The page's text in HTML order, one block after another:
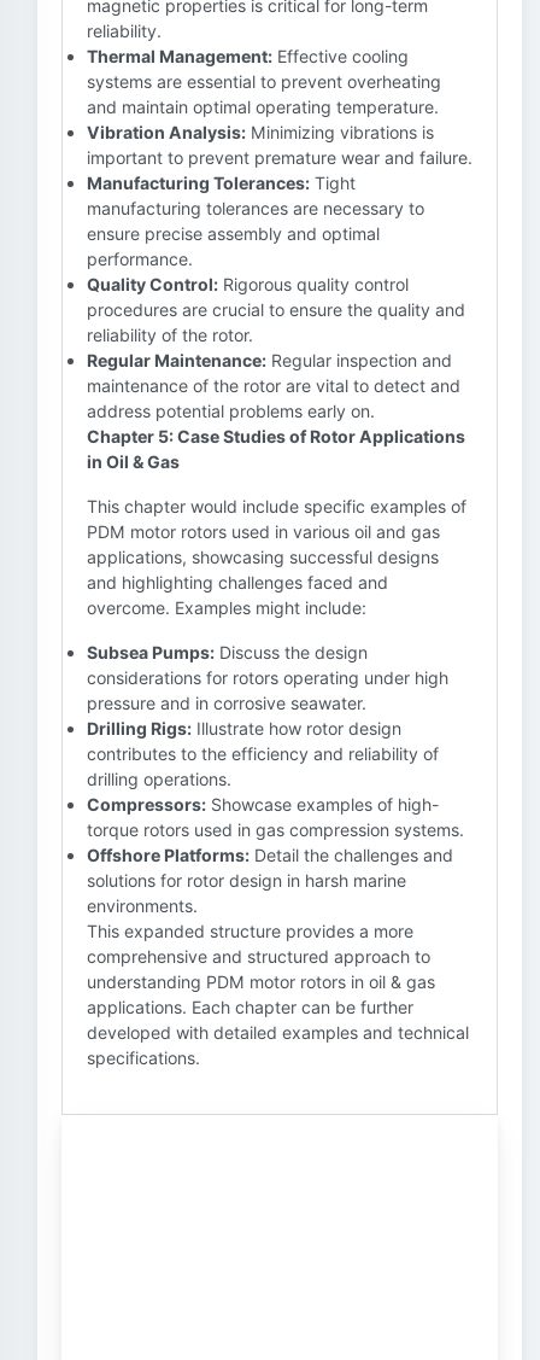
magnetic properties is critical for long-term
reliability.
Thermal Management: Effective cooling
systems are essential to prevent overheating
and maintain optimal operating temperature.
Vibration Analysis: Minimizing vibrations is
important to prevent premature wear and failure.
Manufacturing Tolerances: Tight
manufacturing tolerances are necessary to
ensure precise assembly and optimal
performance.
Quality Control: Rigorous quality control
procedures are crucial to ensure the quality and
reliability of the rotor.
Regular Maintenance: Regular inspection and
maintenance of the rotor are vital to detect and
address potential problems early on.
Chapter 5: Case Studies of Rotor Applications
in Oil & Gas
This chapter would include specific examples of
PDM motor rotors used in various oil and gas
applications, showcasing successful designs
and highlighting challenges faced and
overcome. Examples might include:
Subsea Pumps: Discuss the design
considerations for rotors operating under high
pressure and in corrosive seawater.
Drilling Rigs: Illustrate how rotor design
contributes to the efficiency and reliability of
drilling operations.
Compressors: Showcase examples of high-
torque rotors used in gas compression systems.
Offshore Platforms: Detail the challenges and
solutions for rotor design in harsh marine
environments.
This expanded structure provides a more
comprehensive and structured approach to
understanding PDM motor rotors in oil & gas
applications. Each chapter can be further
developed with detailed examples and technical
specifications.